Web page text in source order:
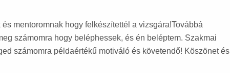
mentoromnak hogy felkészítettél a vizsgára!Továbbá
számomra hogy beléphessek, és én beléptem. Szakmai
számomra példaértékű motiváló és követendő! Köszönet és